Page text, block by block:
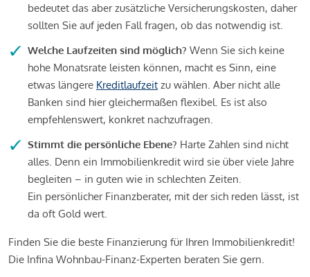
bedeutet das aber zusätzliche Versicherungskosten, daher
sollten Sie auf jeden Fall fragen, ob das notwendig ist.
Welche Laufzeiten sind möglich? Wenn Sie sich keine
hohe Monatsrate leisten können, macht es Sinn, eine
etwas längere Kreditlaufzeit zu wählen. Aber nicht alle
Banken sind hier gleichermaßen flexibel. Es ist also
empfehlenswert, konkret nachzufragen.
Stimmt die persönliche Ebene? Harte Zahlen sind nicht
alles. Denn ein Immobilienkredit wird sie über viele Jahre
begleiten – in guten wie in schlechten Zeiten.
Ein persönlicher Finanzberater, mit der sich reden lässt, ist
da oft Gold wert.
Finden Sie die beste Finanzierung für Ihren Immobilienkredit!
Die Infina Wohnbau-Finanz-Experten beraten Sie gern.